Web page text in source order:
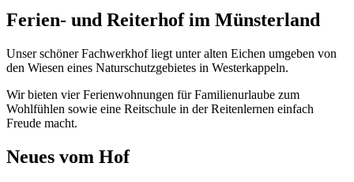
Ferien- und Reiterhof im Münsterland
Unser schöner Fachwerkhof liegt unter alten Eichen umgeben von
den Wiesen eines Naturschutzgebietes in Westerkappeln.
Wir bieten vier Ferienwohnungen für Familienurlaube zum
Wohlfühlen sowie eine Reitschule in der Reitenlernen einfach
Freude macht.
Neues vom Hof